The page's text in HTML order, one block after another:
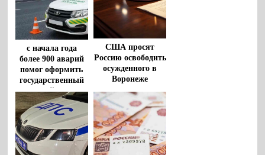
с начала года
более 900 аварий
помог оформить
государственный
дорожный патруль
США просят
Россию освободить
осужденного в
Воронеже
американца
Роберта Гилмана